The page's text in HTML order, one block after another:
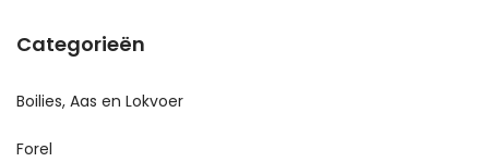
Categorieën
Boilies, Aas en Lokvoer
Forel